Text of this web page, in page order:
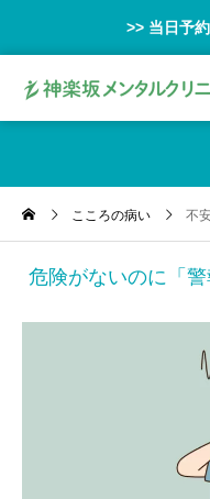
>> 当日予
こころの病い 不
危険がないのに「